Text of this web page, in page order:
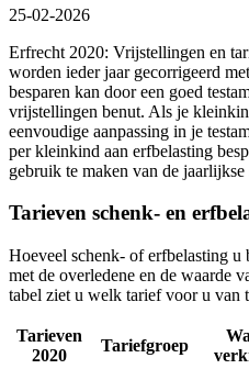
25-02-2026
Erfrecht 2020: Vrijstellingen en
worden ieder jaar gecorrigeerd
besparen kan door een goed
vrijstellingen benut. Als je
eenvoudige aanpassing in je
per kleinkind aan erfbelasting
gebruik te maken van de
Tarieven schenk- en
Hoeveel schenk- of erfbelasting u
met de overledene en de waarde
tabel ziet u welk tarief voor u van
Tarieven
2020
Tariefgroep